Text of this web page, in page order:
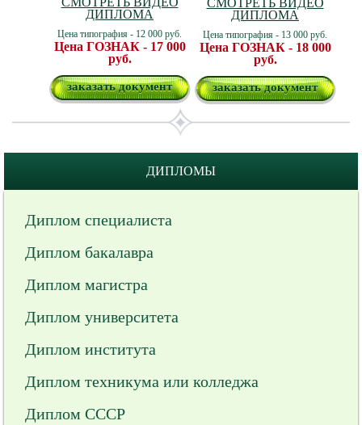
ДИПЛОМА
Цена типография - 12 000 руб.
Цена ГОЗНАК - 17 000
руб.
заказать документ
СМОТРЕТЬ ВИДЕО
ДИПЛОМА
Цена типография - 13 000 руб.
Цена ГОЗНАК - 18 000
руб.
заказать документ
ДИПЛОМЫ
Диплом специалиста
Диплом бакалавра
Диплом магистра
Диплом университета
Диплом института
Диплом техникума или колледжа
Диплом СССР